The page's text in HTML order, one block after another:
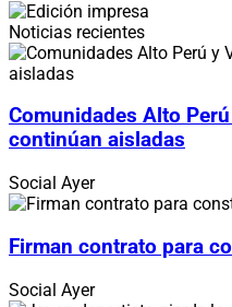
Noticias recientes
Comunidades Alto
continúan aisladas
Social Ayer
Firman contrato para
Social Ayer